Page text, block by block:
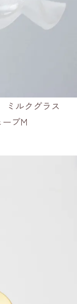
ミルクグラス
ブM